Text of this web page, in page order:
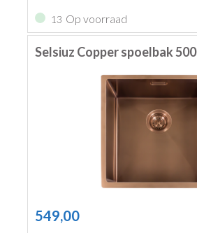
13 Op voorraad
Selsiuz Copper spoelbak 500
549,00